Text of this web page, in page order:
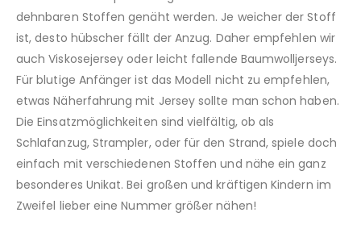
dehnbaren Stoffen genäht werden. Je weicher der Stoff
ist, desto hübscher fällt der Anzug. Daher empfehlen wir
auch Viskosejersey oder leicht fallende Baumwolljerseys.
Für blutige Anfänger ist das Modell nicht zu empfehlen,
etwas Näherfahrung mit Jersey sollte man schon haben.
Die Einsatzmöglichkeiten sind vielfältig, ob als
Schlafanzug, Strampler, oder für den Strand, spiele doch
einfach mit verschiedenen Stoffen und nähe ein ganz
besonderes Unikat. Bei großen und kräftigen Kindern im
Zweifel lieber eine Nummer größer nähen!